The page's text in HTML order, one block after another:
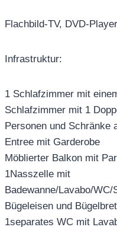
Flachbild-TV, DVD-
Infrastruktur:
1 Schlafzimmer mit
Schlafzimmer mit 1
Personen und Schränke
Entree mit Garderobe
Möblierter Balkon mit
1Nasszelle mit
Badewanne/Lavabo/
Bügeleisen und
1separates WC mit